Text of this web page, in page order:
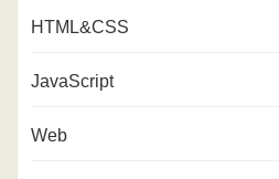
HTML&CSS
JavaScript
Web